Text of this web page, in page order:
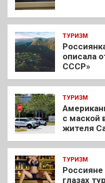
ТУРИЗМ
описала
СССР»
ТУРИЗМ
с маской
жителя
ТУРИЗМ
Россияне
глазах